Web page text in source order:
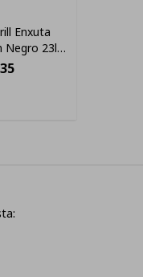
Enxuta
Negro 23l